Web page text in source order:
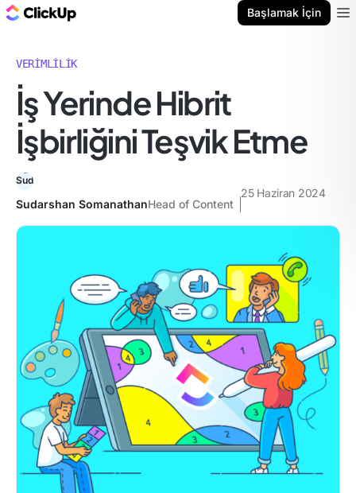
Başlamak İçin
VERIMLILIK
İş Yerinde Hibrit
İşbirliğini Teşvik Etme
Sudarshan SomanathanHead of Content
25 Haziran 2024